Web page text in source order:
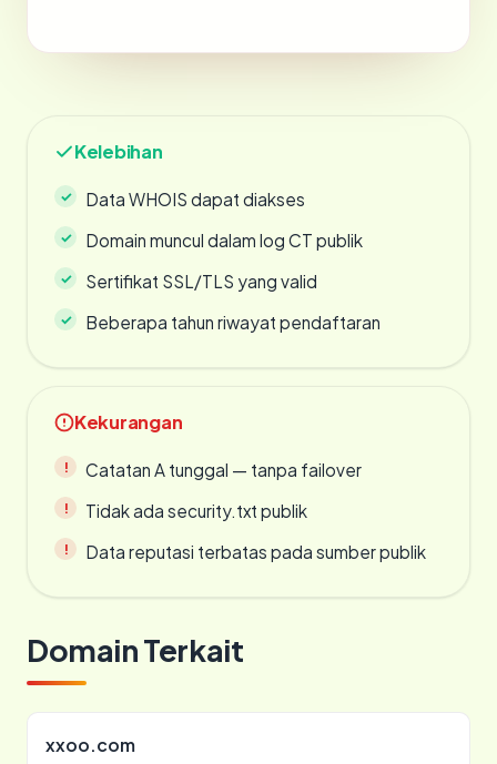
Kelebihan
Data WHOIS dapat diakses
Domain muncul dalam log CT publik
Sertifikat SSL/TLS yang valid
Beberapa tahun riwayat pendaftaran
Kekurangan
Catatan A tunggal — tanpa failover
Tidak ada security.txt publik
Data reputasi terbatas pada sumber publik
Domain Terkait
xxoo.com